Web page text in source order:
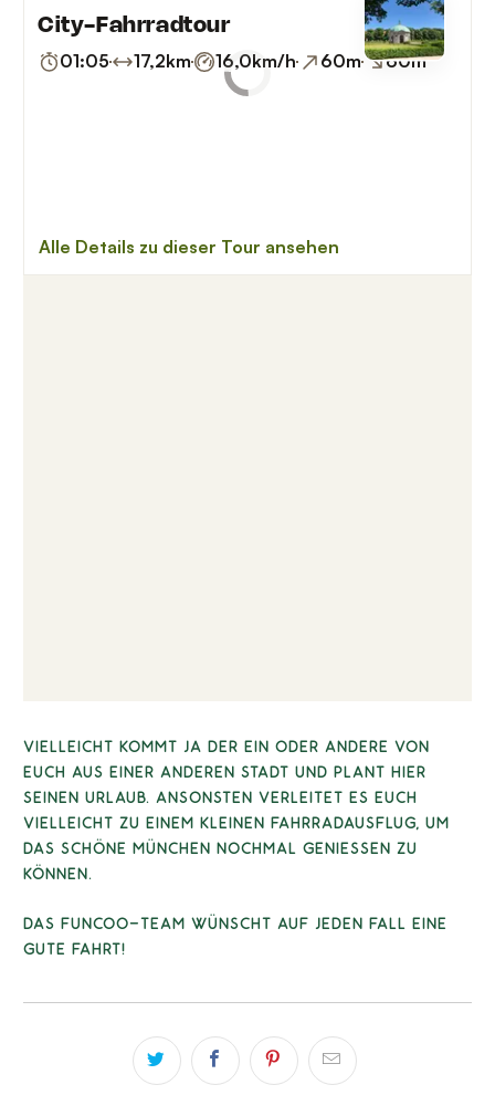
VIELLEICHT KOMMT JA DER EIN ODER ANDERE VON
EUCH AUS EINER ANDEREN STADT UND PLANT HIER
SEINEN URLAUB. ANSONSTEN VERLEITET ES EUCH
VIELLEICHT ZU EINEM KLEINEN FAHRRADAUSFLUG, UM
DAS SCHÖNE MÜNCHEN NOCHMAL GENIESSEN ZU K
ÖNNEN.
DAS FUNCOO-TEAM WÜNSCHT AUF JEDEN FALL EINE
GUTE FAHRT!